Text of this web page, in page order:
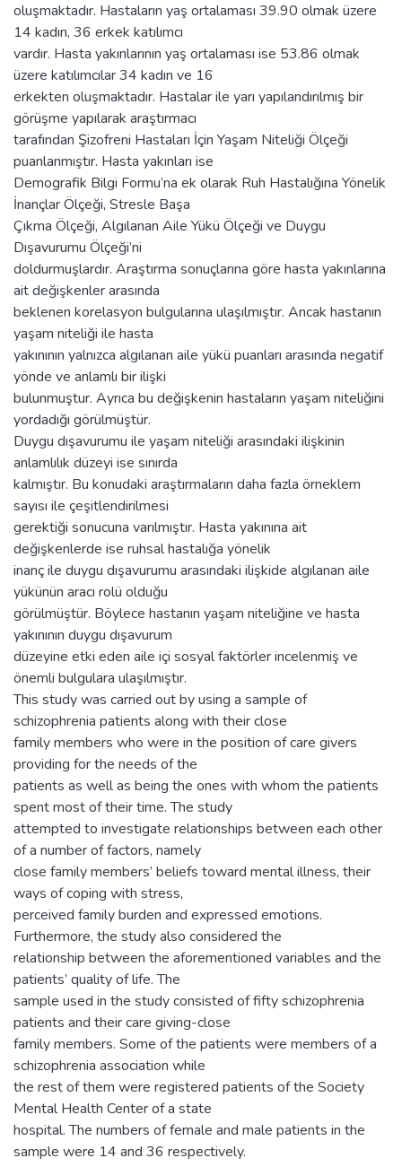
oluşmaktadır. Hastaların yaş ortalaması 39.90 olmak üzere
14 kadın, 36 erkek katılımcı
vardır. Hasta yakınlarının yaş ortalaması ise 53.86 olmak
üzere katılımcılar 34 kadın ve 16
erkekten oluşmaktadır. Hastalar ile yarı yapılandırılmış bir
görüşme yapılarak araştırmacı
tarafından Şizofreni Hastaları İçin Yaşam Niteliği Ölçeği
puanlanmıştır. Hasta yakınları ise
Demografik Bilgi Formu’na ek olarak Ruh Hastalığına Yönelik
İnançlar Ölçeği, Stresle Başa
Çıkma Ölçeği, Algılanan Aile Yükü Ölçeği ve Duygu
Dışavurumu Ölçeği’ni
doldurmuşlardır. Araştırma sonuçlarına göre hasta yakınlarına
ait değişkenler arasında
beklenen korelasyon bulgularına ulaşılmıştır. Ancak hastanın
yaşam niteliği ile hasta
yakınının yalnızca algılanan aile yükü puanları arasında negatif
yönde ve anlamlı bir ilişki
bulunmuştur. Ayrıca bu değişkenin hastaların yaşam niteliğini
yordadığı görülmüştür.
Duygu dışavurumu ile yaşam niteliği arasındaki ilişkinin
anlamlılık düzeyi ise sınırda
kalmıştır. Bu konudaki araştırmaların daha fazla örneklem
sayısı ile çeşitlendirilmesi
gerektiği sonucuna varılmıştır. Hasta yakınına ait
değişkenlerde ise ruhsal hastalığa yönelik
inanç ile duygu dışavurumu arasındaki ilişkide algılanan aile
yükünün aracı rolü olduğu
görülmüştür. Böylece hastanın yaşam niteliğine ve hasta
yakınının duygu dışavurum
düzeyine etki eden aile içi sosyal faktörler incelenmiş ve
önemli bulgulara ulaşılmıştır.
This study was carried out by using a sample of
schizophrenia patients along with their close
family members who were in the position of care givers
providing for the needs of the
patients as well as being the ones with whom the patients
spent most of their time. The study
attempted to investigate relationships between each other
of a number of factors, namely
close family members’ beliefs toward mental illness, their
ways of coping with stress,
perceived family burden and expressed emotions.
Furthermore, the study also considered the
relationship between the aforementioned variables and the
patients’ quality of life. The
sample used in the study consisted of fifty schizophrenia
patients and their care giving-close
family members. Some of the patients were members of a
schizophrenia association while
the rest of them were registered patients of the Society
Mental Health Center of a state
hospital. The numbers of female and male patients in the
sample were 14 and 36 respectively.